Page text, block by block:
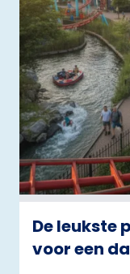
De leukste
voor een